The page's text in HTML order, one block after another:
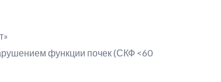
функции почек (СКФ <60